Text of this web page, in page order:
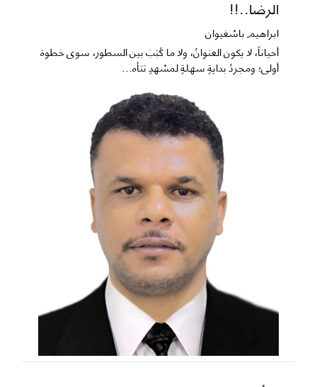
الرضا..!!
ابراهيم باشغيوان
​أحياناً، لا يكون العنوانُ، ولا ما كُتِبَ بين السطور، سوى خطوة
أولى؛ ومجردُ بدايةٍ سهلةٍ لمشهدٍ تتأه...